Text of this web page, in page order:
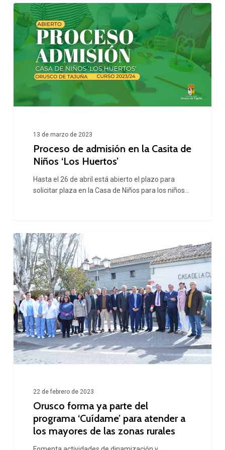
red
de
alcantarillado
Proceso
de
admisión en
Casita
Niños
Huertos’13 de marzo de 2023
Proceso de admisión en la Casita de
Niños ‘Los Huertos’
Hasta el 26 de abril está abierto el plazo para
solicitar plaza en la Casa de Niños para los niños…
Orusco
forma
ya
parte
del
programa
‘Cuídame’
para
mayores
22 de febrero de 2023
Orusco forma ya parte del
programa ‘Cuídame’ para atender a
los mayores de las zonas rurales